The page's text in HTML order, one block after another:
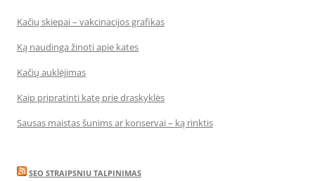
Kačių skiepai – vakcinacijos grafikas
Ką naudinga žinoti apie kates
Kačių auklėjimas
Kaip pripratinti katę prie draskyklės
Sausas maistas šunims ar konservai – ką rinktis
SEO STRAIPSNIU TALPINIMAS